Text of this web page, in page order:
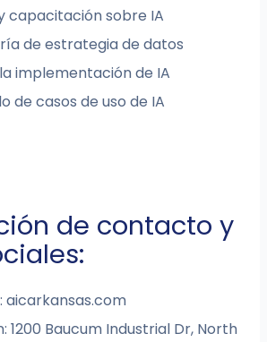
capacitación sobre IA
de estrategia de datos
implementación de IA
de casos de uso de IA
de contacto y
aicarkansas.com
1200 Baucum Industrial Dr, North